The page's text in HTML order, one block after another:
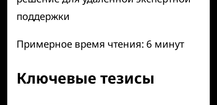
поддержки
Примерное время чтения: 6 минут
Ключевые тезисы